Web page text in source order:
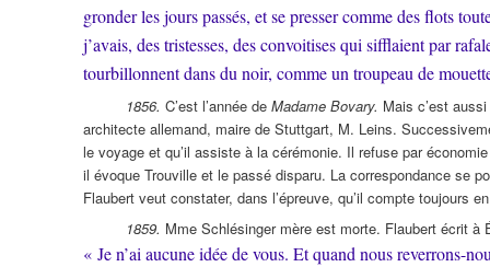
gronder les jours passés, et se presser comme des flots
j’avais, des tristesses, des convoitises qui sifflaient par
tourbillonnent dans du noir, comme un troupeau de
1856. C’est l’année de Madame Bovary. Mais c’est
architecte allemand, maire de Stuttgart, M. Leins.
le voyage et qu’il assiste à la cérémonie. Il refuse par
il évoque Trouville et le passé disparu. La correspondance se
Flaubert veut constater, dans l’épreuve, qu’il compte toujours
1859. Mme Schlésinger mère est morte. Flaubert écrit
« Je n’ai aucune idée de vous. Et quand nous reverrons-